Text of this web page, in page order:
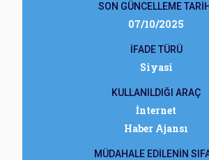
SON GÜNCELLEME
07/10/2025
İFADE TÜRÜ
Siyasi
KULLANILDIĞI ARAÇ
İnternet
Haber Ajansı
MÜDAHALE EDİLENİN